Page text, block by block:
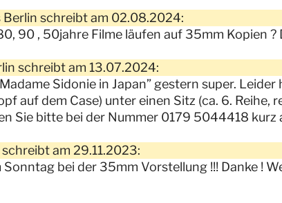
Berlin schreibt am 02.08.2024:
90 , 50jahre Filme läufen auf 35mm Kopien ?
schreibt am 13.07.2024:
Sidonie in Japan” gestern super.
auf dem Case) unter einen Sitz (ca. 6. Reihe,
Sie bitte bei der Nummer 0179 5044418 kurz
am 29.11.2023:
bei der 35mm Vorstellung !!! Danke !